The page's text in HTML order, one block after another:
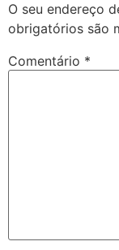
O seu endereço
obrigatórios são
Comentário *